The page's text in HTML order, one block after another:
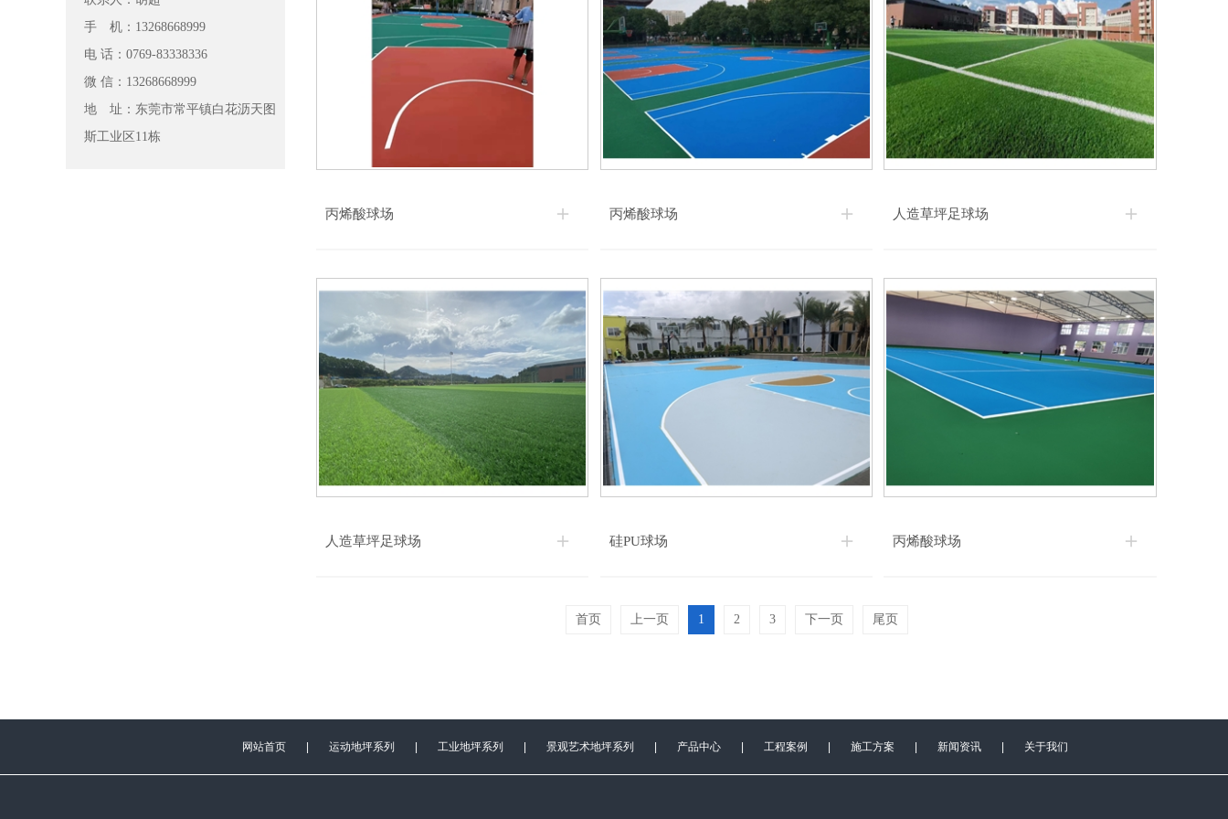
手 机：13268668999
电 话：0769-83338336
微 信：13268668999
地 址：东莞市常平镇白花沥天图
斯工业区11栋
丙烯酸球场 丙烯酸球场 人造草坪足球场
人造草坪足球场 硅PU球场 丙烯酸球场
首页 上一页 1 2 3 下一页 尾页
网站首页 运动地坪系列 工业地坪系列 景观艺术地坪系列 产品中心 工程案例 施工方案 新闻资讯 关于我们